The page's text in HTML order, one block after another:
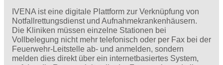
IVENA ist eine digitale Plattform zur Verknüpfung von
Notfallrettungsdienst und Aufnahmekrankenhäusern.
Die Kliniken müssen einzelne Stationen bei
Vollbelegung nicht mehr telefonisch oder per Fax bei der
Feuerwehr-Leitstelle ab- und anmelden, sondern
melden dies direkt über ein internetbasiertes System,